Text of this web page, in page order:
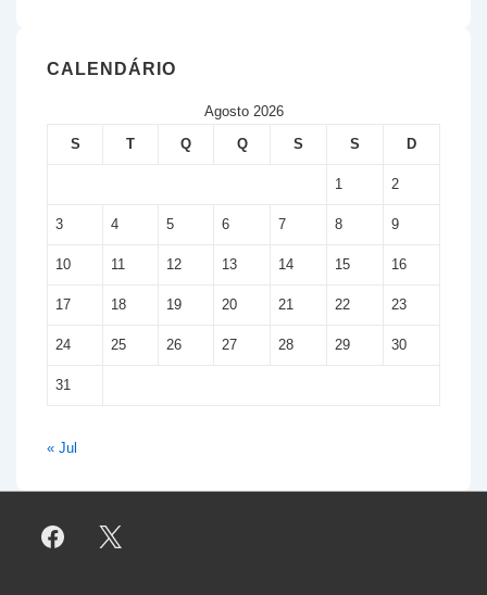
CALENDÁRIO
Agosto 2026
S
T Q Q S S D
1 2
3 4 5 6 7 8 9
10 11 12 13 14 15 16
17 18 19 20 21 22 23
24 25 26 27 28 29 30
31
« Jul